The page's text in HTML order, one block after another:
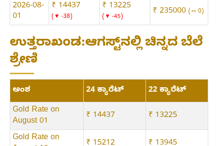
2026-08-
01
₹ 14437
▼ -38
₹ 13225
▼ -45 ₹ 235000 ⇿ 0
ಉತ್ತರಾಖಂಡ:ಆಗಸ್ಟ್‌ನಲ್ಲಿ ಚಿನ್ನದ ಬೆಲೆ
ಶ್ರೇಣಿ
ಅಂಶ 24 ಕ್ಯಾರೆಟ್
22 ಕ್ಯಾರೆಟ್
Gold Rate on
August 01
₹ 14437 ₹ 13225
Gold Rate on
₹ 15212 ₹ 13945